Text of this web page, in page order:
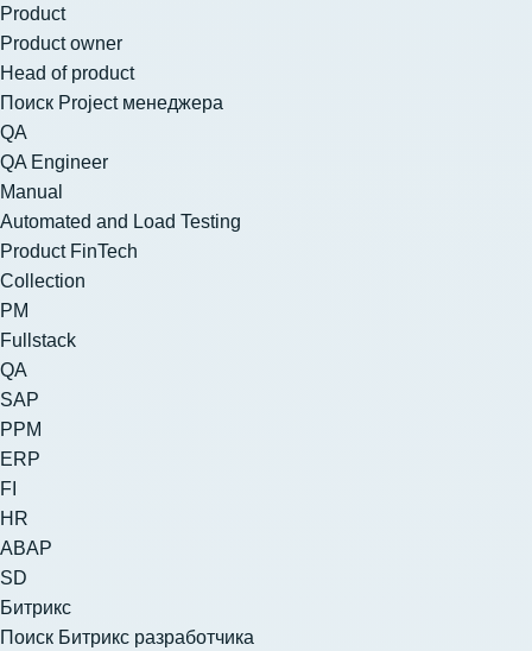
Product
Product owner
Head of product
Поиск Project менеджера
QA
QA Engineer
Manual
Automated and Load Testing
Product FinTech
Collection
PM
Fullstack
QA
SAP
PPM
ERP
FI
HR
ABAP
SD
Битрикс
Поиск Битрикс разработчика